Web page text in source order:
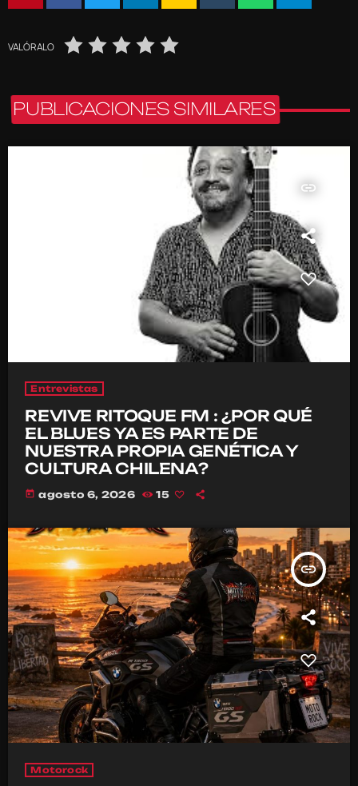
VALÓRALO
PUBLICACIONES SIMILARES
insert_link
Entrevistas
REVIVE RITOQUE FM : ¿POR QUÉ
EL BLUES YA ES PARTE DE
NUESTRA PROPIA GENÉTICA Y
CULTURA CHILENA?
today agosto 6, 2026 15
insert_link
Motorock